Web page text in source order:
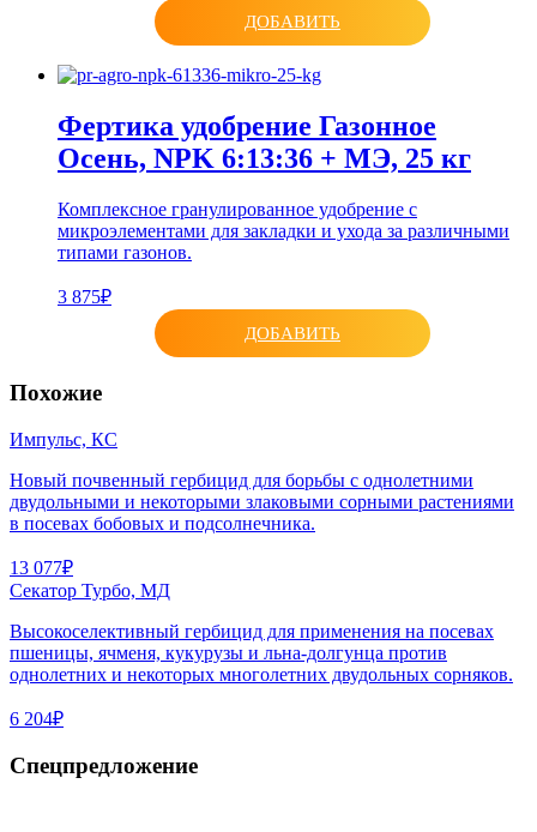
ДОБАВИТЬ
Фертика удобрение Газонное
Осень, NPK 6:13:36 + МЭ, 25 кг
Комплексное гранулированное удобрение с
микроэлементами для закладки и ухода за различными
типами газонов.
3 875₽
ДОБАВИТЬ
Похожие
Импульс, КС
Новый почвенный гербицид для борьбы с однолетними
двудольными и некоторыми злаковыми сорными растениями
в посевах бобовых и подсолнечника.
13 077₽
Секатор Турбо, МД
Высокоселективный гербицид для применения на посевах
пшеницы, ячменя, кукурузы и льна-долгунца против
однолетних и некоторых многолетних двудольных сорняков.
6 204₽
Спецпредложение